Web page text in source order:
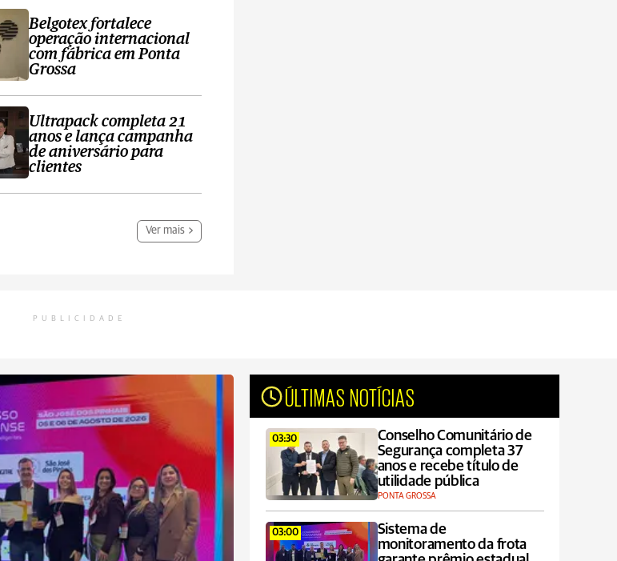
Belgotex fortalece
operação internacional
com fábrica em Ponta
Grossa
Ultrapack completa 21
anos e lança campanha
de aniversário para
clientes
Ver mais
PUBLICIDADE
ÚLTIMAS NOTÍCIAS
03:30
Conselho Comunitário de
Segurança completa 37
anos e recebe título de
utilidade pública
PONTA GROSSA
03:00
Sistema de
monitoramento da frota